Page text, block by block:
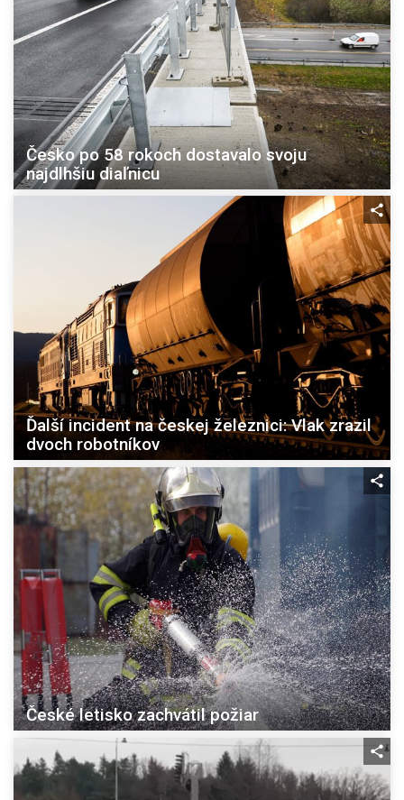
Česko po 58 rokoch dostavalo svoju
najdlhšiu diaľnicu
Ďalší incident na českej železnici: Vlak zrazil
dvoch robotníkov
České letisko zachvátil požiar